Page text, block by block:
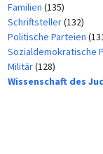
Familien (135)
Schriftsteller(132)
Politische Parteien
Sozialdemokratische
Militär(128)
Wissenschaft des